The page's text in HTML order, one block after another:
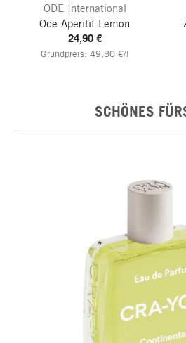
ODE International
Ode Aperitif Lemon
24,90 €
Grundpreis: 49,80 €/l
SCHÖNES